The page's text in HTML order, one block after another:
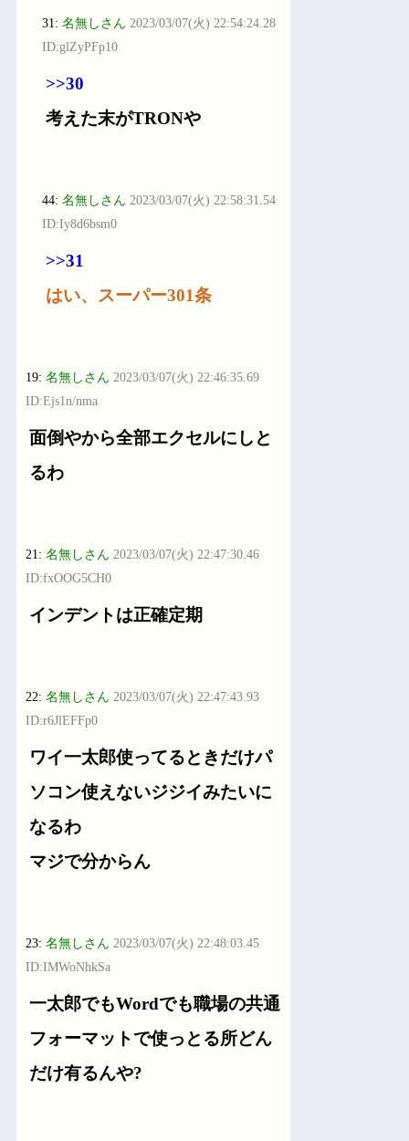
31:名無しさん 2023/03/07(火) 22:54:24.28
ID:glZyPFp10
>>30
考えた末がTRONや
44:名無しさん 2023/03/07(火) 22:58:31.54
ID:Iy8d6bsm0
>>31
はい、スーパー301条
19:名無しさん 2023/03/07(火) 22:46:35.69
ID:Ejs1n/nma
面倒やから全部エクセルにしと
るわ
21:名無しさん 2023/03/07(火) 22:47:30.46
ID:fxOOG5CH0
インデントは正確定期
22:名無しさん 2023/03/07(火) 22:47:43.93
ID:r6JlEFFp0
ワイ一太郎使ってるときだけパ
ソコン使えないジジイみたいに
なるわ
マジで分からん
23:名無しさん 2023/03/07(火) 22:48:03.45
ID:IMWoNhkSa
一太郎でもWordでも職場の共通
フォーマットで使っとる所どん
だけ有るんや?